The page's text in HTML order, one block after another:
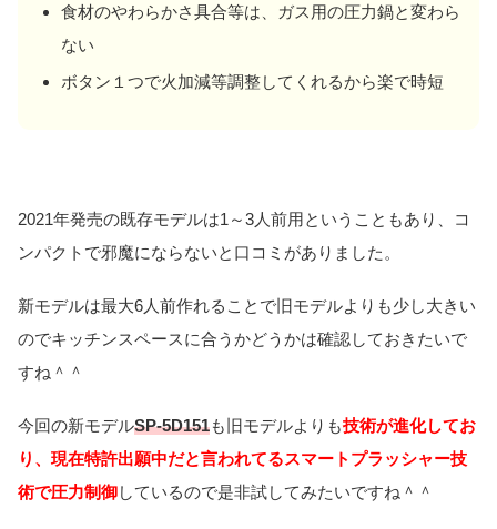
食材のやわらかさ具合等は、ガス用の圧力鍋と変わら
ない
ボタン１つで火加減等調整してくれるから楽で時短
2021年発売の既存モデルは1～3人前用ということもあり、コ
ンパクトで邪魔にならないと口コミがありました。
新モデルは最大6人前作れることで旧モデルよりも少し大きい
のでキッチンスペースに合うかどうかは確認しておきたいで
すね＾＾
今回の新モデルSP-5D151も旧モデルよりも技術が進化してお
り、現在特許出願中だと言われてるスマートプラッシャー技
術で圧力制御しているので是非試してみたいですね＾＾